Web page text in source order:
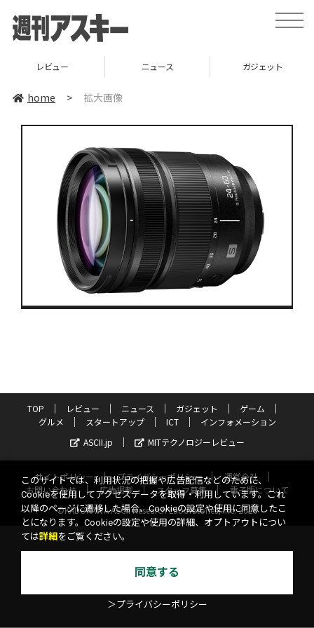
toggle
レビュー ニュース ガジェット
home > 拡大画像
TOP レビュー ニュース ガジェット
ゲーム
グルメ
スタートアップ ICT
インフォメーション
ASCII.jp
MITテクノロジーレビュー
サイトポリシー プライバシーポリシー
運営会社
お問い合わせ
広告掲載 スタッフ募集
電子版について
©KADOKAWA ASCII Research Laboratories, Inc. 2026
このサイトでは、利用状況の把握や広告配信などのために、
Cookieを使用してアクセスデータを取得・利用しています。これ
以降のページに遷移した場合、Cookieの設定や使用に同意したこ
とになります。Cookieの設定や使用の詳細、オプトアウトについ
ては詳細 をご覧ください。
同意する
＞プライバシーポリシー